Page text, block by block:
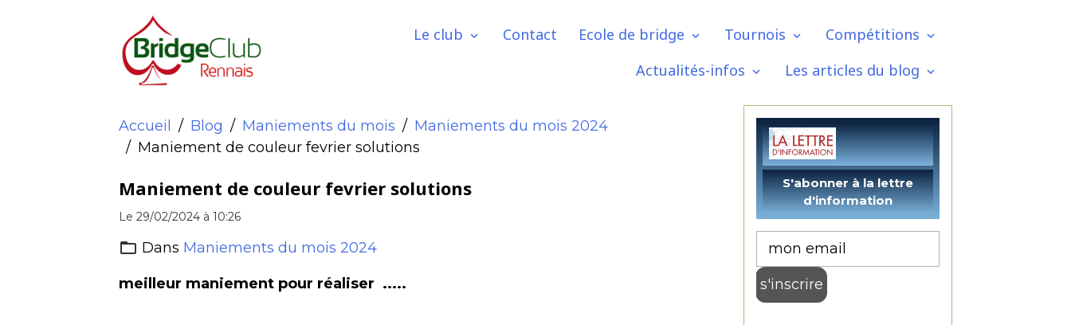
Le club Contact Ecole de bridge Tournois
Compétitions
Actualités-infos
Les articles du blog
Accueil Blog Maniements du mois
Maniements du mois 2024
Maniement de couleur fevrier solutions
Maniement de couleur fevrier solutions
Le 29/02/2024 à 10:26
Dans Maniements du mois 2024
meilleur maniement pour réaliser .....